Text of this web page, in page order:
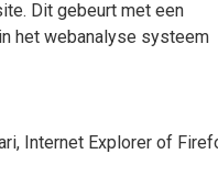
Dit gebeurt met een
het webanalyse systeem
Internet Explorer of